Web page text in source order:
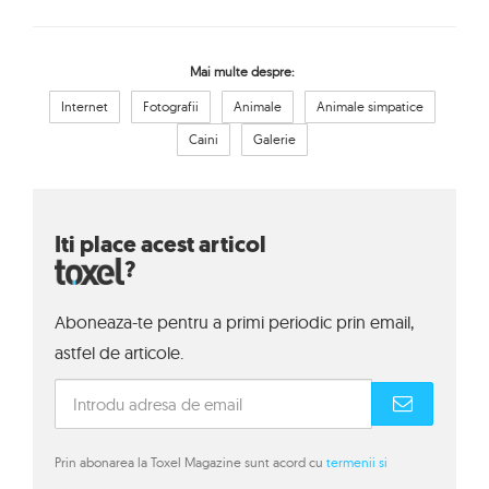
Mai multe despre:
Internet Fotografii Animale
Animale simpatice
Caini
Galerie
Iti place acest articol
?
Aboneaza-te pentru a primi periodic prin email,
astfel de articole.
Prin abonarea la Toxel Magazine sunt acord cu termenii si